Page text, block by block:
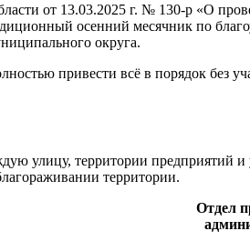
от 13.03.2025 г. № 130-р «О
осенний месячник по
округа.
привести всё в порядок без
улицу, территории предприятий
территории.
Отдел